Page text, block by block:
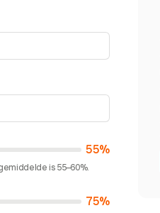
55%
is 55–60%.
75%